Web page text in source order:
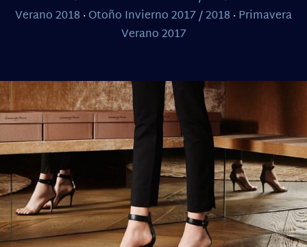
Verano 2018 · Otoño Invierno 2017 / 2018 · Primavera
Verano 2017